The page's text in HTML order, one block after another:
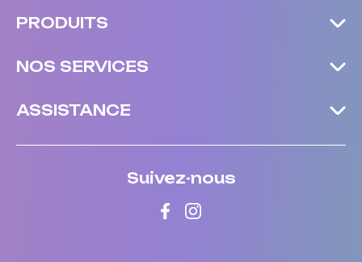
Suivez-nous
PRODUITS
NOS SERVICES
ASSISTANCE